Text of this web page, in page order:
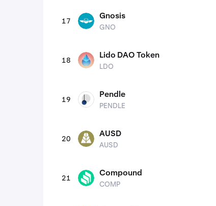
17 GNO Gnosis
GNO
18 LDO Lido DAO Token
LDO
19 PENDLE Pendle
PENDLE
20 AUSD AUSD
AUSD
21 COMP Compound
COMP